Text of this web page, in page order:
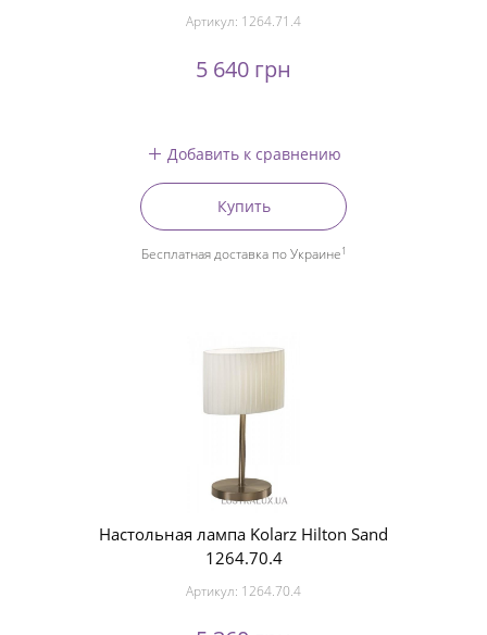
Артикул: 1264.71.4
5 640 грн
Добавить к сравнению
Купить
Бесплатная доставка по Украине1
Настольная лампа Kolarz Hilton Sand
1264.70.4
Артикул: 1264.70.4